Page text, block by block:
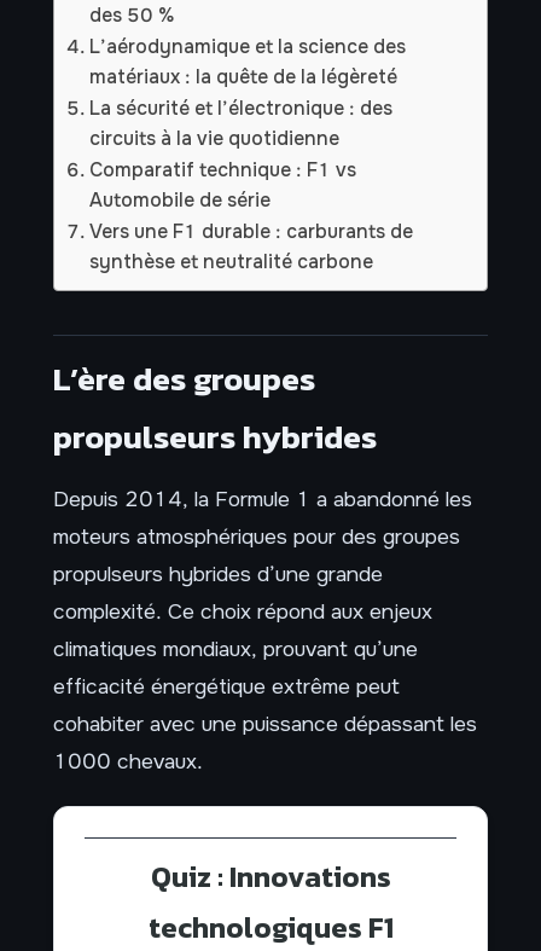
des 50 %
L’aérodynamique et la science des
matériaux : la quête de la légèreté
La sécurité et l’électronique : des
circuits à la vie quotidienne
Comparatif technique : F1 vs
Automobile de série
Vers une F1 durable : carburants de
synthèse et neutralité carbone
L’ère des groupes
propulseurs hybrides
Depuis 2014, la Formule 1 a abandonné les
moteurs atmosphériques pour des groupes
propulseurs hybrides d’une grande
complexité. Ce choix répond aux enjeux
climatiques mondiaux, prouvant qu’une
efficacité énergétique extrême peut
cohabiter avec une puissance dépassant les
1000 chevaux.
Quiz : Innovations
technologiques F1